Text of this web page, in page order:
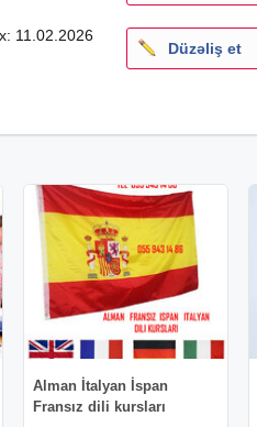
11.02.2026
Düzəliş et
Alman İtalyan İspan
Fransız dili kursları